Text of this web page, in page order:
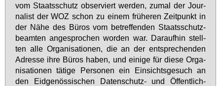
vom Staats­schutz ob­ser­viert wer­den, zu­mal der Jour­
na­list der WOZ schon zu ei­nem frü­he­ren Zeit­punkt in
der Nä­he des Bü­ros vom be­tref­fen­den Staats­schutz­
be­am­ten an­ge­spro­chen wor­den war. Dar­auf­hin stell­
ten al­le Or­ga­ni­sa­tio­nen, die an der ent­spre­chen­den
Adres­se ih­re Bü­ros ha­ben, und ei­ni­ge für die­se Or­ga­
ni­sa­tio­nen tä­ti­ge Per­so­nen ein Ein­sichts­ge­such an
den Eid­ge­nös­si­schen Da­ten­schutz- und Öf­fent­lich­